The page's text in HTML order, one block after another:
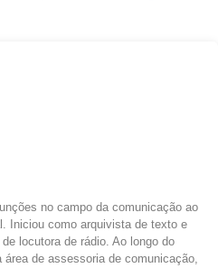
no campo da comunicação ao
Iniciou como arquivista de texto e
locutora de rádio. Ao longo do
de assessoria de comunicação,